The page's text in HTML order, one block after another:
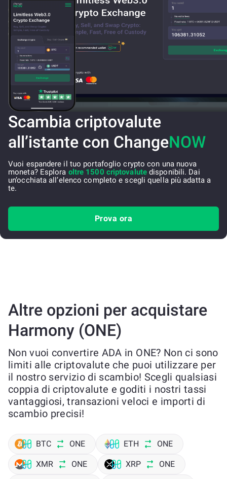
Scambia criptovalute
all’istante con ChangeNOW
Vuoi espandere il tuo portafoglio crypto con una nuova
moneta? Esplora oltre 1500 criptovalutedisponibili. Dai
un’occhiata all’elenco completo e scegli quella più adatta a
te.
Prova ora
Altre opzioni per acquistare
Harmony (ONE)
Non vuoi convertire ADA in ONE? Non ci sono
limiti alle criptovalute che puoi utilizzare per
il nostro servizio di scambio! Scegli qualsiasi
coppia di criptovalute e goditi i nostri tassi
vantaggiosi, transazioni veloci e importi di
scambio precisi!
BTC ONE ETH ONE
XMR ONE XRP ONE